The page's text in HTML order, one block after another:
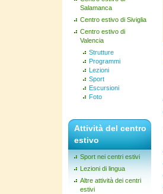
Salamanca
Centro estivo di Siviglia
Centro estivo di
Valencia
Strutture
Programmi
Lezioni
Sport
Escursioni
Foto
Attività del centro
estivo
Sport nei centri estivi
Lezioni di lingua
Altre attività dei centri
estivi